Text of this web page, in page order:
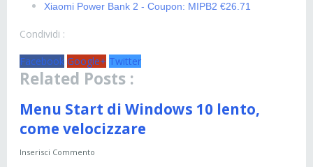
Xiaomi Power Bank 2 - Coupon: MIPB2 €26.71
Condividi :
Facebook Google+ Twitter
Related Posts :
Menu Start di Windows 10 lento,
come velocizzare
Inserisci Commento